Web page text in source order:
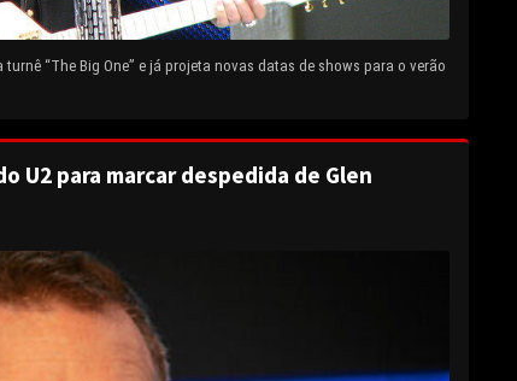
“The Big One” e já projeta novas datas de shows para o verão
U2 para marcar despedida de Glen